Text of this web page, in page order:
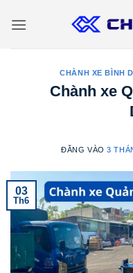
qua
CHÀNH XE BÌNH
Chành xe
ĐĂNG VÀO3
03
Th6